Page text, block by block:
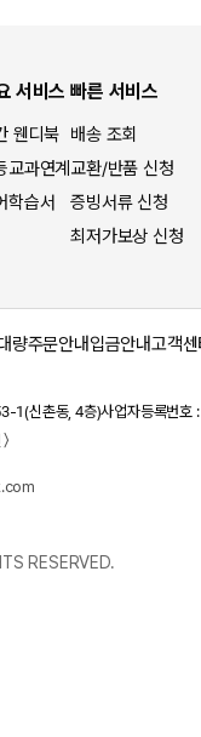
서비스
웬디북
교과연계
학습서
빠른 서비스
배송 조회
교환/반품 신청
증빙서류 신청
최저가보상 신청
량주문안내입금안내고객
1(신촌동, 4층)사업자등록번
RESERVED.